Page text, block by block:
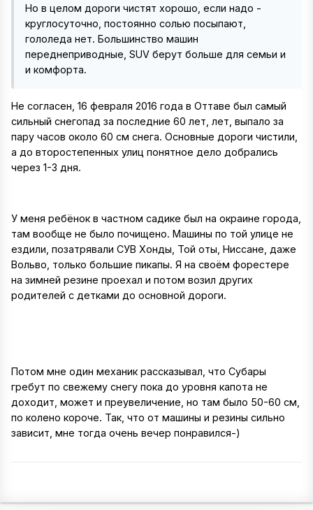
Но в целом дороги чистят хорошо, если надо -
круглосуточно, постоянно солью посыпают,
гололеда нет. Большинство машин
переднеприводные, SUV берут больше для семьи и
и комфорта.
Не согласен, 16 февраля 2016 года в Оттаве был самый
сильный снегопад за последние 60 лет, лет, выпало за
пару часов около 60 см снега. Основные дороги чистили,
а до второстепенных улиц понятное дело добрались
через 1-3 дня.
У меня ребёнок в частном садике был на окраине города,
там вообще не было почищено. Машины по той улице не
ездили, позатрявали СУВ Хонды, Той оты, Ниссане, даже
Вольво, только большие пикапы. Я на своём форестере
на зимней резине проехал и потом возил других
родителей с детками до основной дороги.
Потом мне один механик рассказывал, что Субары
гребут по свежему снегу пока до уровня капота не
доходит, может и преувеличение, но там было 50-60 см,
по колено короче. Так, что от машины и резины сильно
зависит, мне тогда очень вечер понравился-)